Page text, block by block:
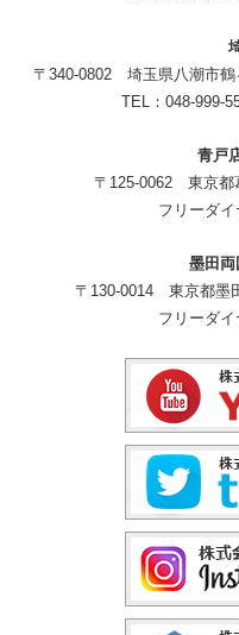
〒340-0802 埼玉県八潮市
TEL：048-999-
青戸
〒125-0062 東京都
フリーダ
墨田両
〒130-0014 東京都墨
フリーダ